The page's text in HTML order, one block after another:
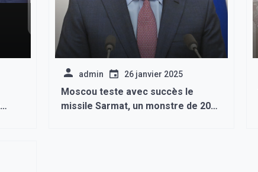
admin 26 janvier 2025
Moscou teste avec succès le
missile Sarmat, un monstre de 200